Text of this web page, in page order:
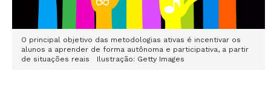
O principal objetivo das metodologias ativas é incentivar os
alunos a aprender de forma autônoma e participativa, a partir
de situações reais Ilustração: Getty Images